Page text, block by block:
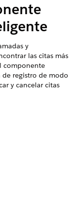
y
las citas más
componente
registro de modo
y cancelar citas
inteligente a
programar citas